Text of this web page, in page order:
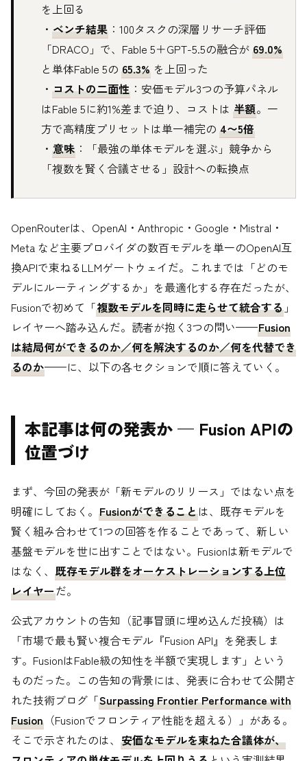
を上回る
・ ベンチ結果 ：100タスクの深層リサーチ評価
「DRACO」で、Fable 5＋GPT-5.5の融合が 69.0%
と単体Fable 5の 65.3% を上回った
・ コストの二面性 ：安価モデル3つの予算パネル
はFable 5に約1%差まで迫り、コストは 半額。一
方で高精度プリセットは単一補完の 4〜5倍
・ 意味 ：「最強の単体モデルを選ぶ」競争から
「複数を賢く合議させる」設計への転換点
OpenRouterは、OpenAI・Anthropic・Google・Mistral・
Meta など主要プロバイダの数百モデルを単一のOpenAI互
換APIで束ねるLLMゲートウェイだ。これまでは「どのモ
デルにルーティングするか」を最適化する存在だったが、
Fusionで初めて「複数モデルを同時に走らせて統合する 」
レイヤーへ踏み込んだ。読者が抱く3つの問い——Fusion
は結局何ができるのか／何を解決するのか／何を代替でき
るのか——に、以下の各セクションで順に答えていく。
本記事は何の発表か — Fusion APIの
位置づけ
まず、今回の発表が「新モデルのリリース」ではない点を
明確にしておく。 Fusionができることは、既存モデルを
賢く組み合わせて1つの回答を作ることであって、新しい
基盤モデルを世に出すことではない。Fusionは新モデルで
はなく、 既存モデル群をオーケストレーションする上位
レイヤーだ。
公式アカウントの告知（記事冒頭に埋め込んだ投稿）は
「市場で最も賢い複合モデル『Fusion API』を発表しま
す。FusionはFable級の知性を半額で実現します」という
ものだった。この告知の背景には、発表に合わせて公開さ
れた技術ブログ「Surpassing Frontier Performance with
Fusion （Fusionでフロンティア性能を超える）」がある。
そこで示されたのは、 安価なモデルを束ねた合議体が、